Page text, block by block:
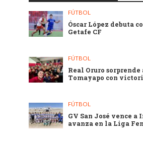
FÚTBOL
Óscar López debuta
Getafe CF
FÚTBOL
Real Oruro sorprende
Tomayapo con
FÚTBOL
GV San José vence
avanza en la Liga